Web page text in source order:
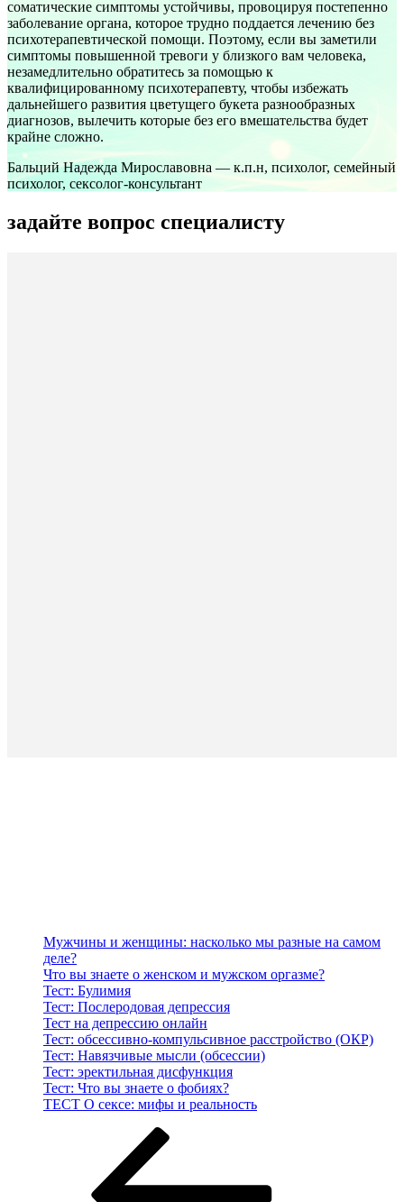
соматические симптомы устойчивы, провоцируя постепенно
заболевание органа, которое трудно поддается лечению без
психотерапевтической помощи. Поэтому, если вы заметили
симптомы повышенной тревоги у близкого вам человека,
незамедлительно обратитесь за помощью к
квалифицированному психотерапевту, чтобы избежать
дальнейшего развития цветущего букета разнообразных
диагнозов, вылечить которые без его вмешательства будет
крайне сложно.
Бальций Надежда Мирославовна — к.п.н, психолог, семейный
психолог, сексолог-консультант
задайте вопрос специалисту
Мужчины и женщины: насколько мы разные на самом
деле?
Что вы знаете о женском и мужском оргазме?
Тест: Булимия
Тест: Послеродовая депрессия
Тест на депрессию онлайн
Тест: обсессивно-компульсивное расстройство (ОКР)
Тест: Навязчивые мысли (обсессии)
Тест: эректильная дисфункция
Тест: Что вы знаете о фобиях?
ТЕСТ О сексе: мифы и реальность